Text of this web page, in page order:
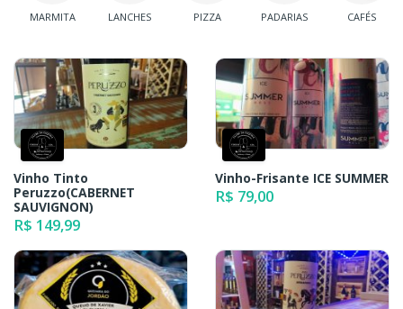
MARMITA LANCHES PIZZA PADARIAS CAFÉS
Vinho Tinto
Peruzzo(CABERNET
SAUVIGNON)
R$ 149,99
Vinho-Frisante ICE SUMMER
R$ 79,00